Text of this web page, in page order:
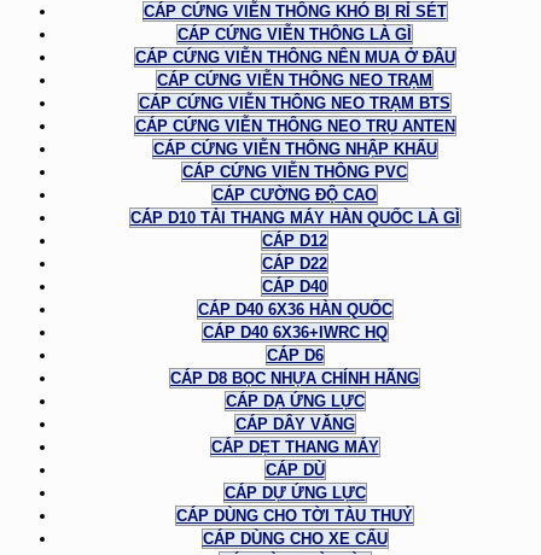
CÁP CỨNG VIỄN THÔNG KHÓ BỊ RỈ SÉT
CÁP CỨNG VIỄN THÔNG LÀ GÌ
CÁP CỨNG VIỄN THÔNG NÊN MUA Ở ĐÂU
CÁP CỨNG VIỄN THÔNG NEO TRẠM
CÁP CỨNG VIỄN THÔNG NEO TRẠM BTS
CÁP CỨNG VIỄN THÔNG NEO TRỤ ANTEN
CÁP CỨNG VIỄN THÔNG NHẬP KHẨU
CÁP CỨNG VIỄN THÔNG PVC
CÁP CƯỜNG ĐỘ CAO
CÁP D10 TẢI THANG MÁY HÀN QUỐC LÀ GÌ
CÁP D12
CÁP D22
CÁP D40
CÁP D40 6X36 HÀN QUỐC
CÁP D40 6X36+IWRC HQ
CÁP D6
CÁP D8 BỌC NHỰA CHÍNH HÃNG
CÁP DẠ ỨNG LỰC
CÁP DÂY VĂNG
CÁP DẸT THANG MÁY
CÁP DÙ
CÁP DỰ ỨNG LỰC
CÁP DÙNG CHO TỜI TÀU THUỶ
CÁP DÙNG CHO XE CẨU